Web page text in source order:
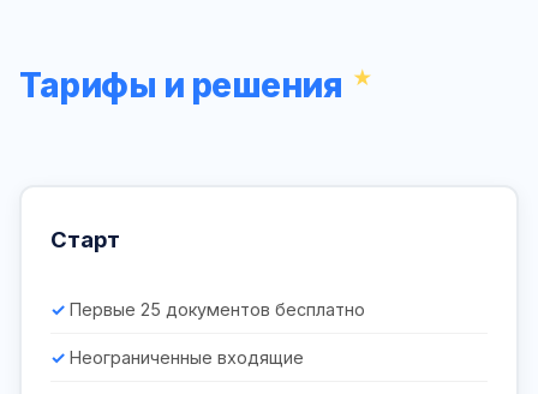
Тарифы и решения
Старт
Первые 25 документов бесплатно
Неограниченные входящие